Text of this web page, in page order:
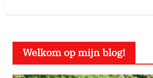
Welkom op mijn blog!